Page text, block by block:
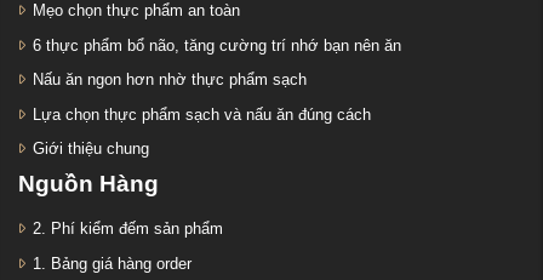
Mẹo chọn thực phẩm an toàn
6 thực phẩm bổ não, tăng cường trí nhớ bạn nên ăn
Nấu ăn ngon hơn nhờ thực phẩm sạch
Lựa chọn thực phẩm sạch và nấu ăn đúng cách
Giới thiệu chung
Nguồn Hàng
2. Phí kiểm đếm sản phẩm
1. Bảng giá hàng order